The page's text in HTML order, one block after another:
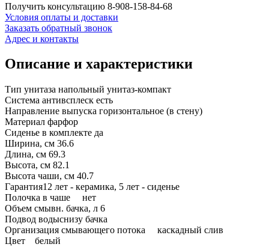
Получить консультацию 8-908-158-84-68
Условия оплаты и доставки
Заказать обратный звонок
Адрес и контакты
Описание и характеристики
Тип унитаза напольный унитаз-компакт
Система антивсплеск есть
Направление выпуска горизонтальное (в стену)
Материал фарфор
Сиденье в комплекте да
Ширина, см 36.6
Длина, см 69.3
Высота, см 82.1
Высота чаши, см 40.7
Гарантия12 лет - керамика, 5 лет - сиденье
Полочка в чаше нет
Объем смывн. бачка, л 6
Подвод водыснизу бачка
Организация смывающего потока каскадный слив
Цвет белый